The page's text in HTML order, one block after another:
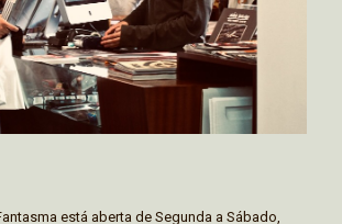
está aberta de Segunda a Sábado,